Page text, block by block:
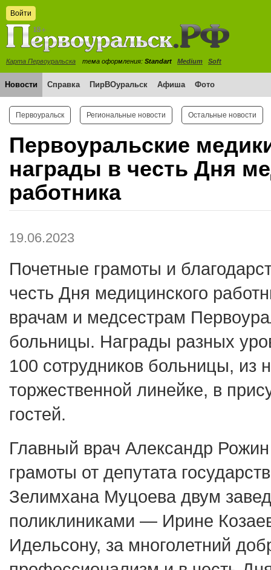
Войти
Карта Первоуральска тема оформления: Standart Medium Soft
Новости Справка ПирВОуральск Афиша Фото
Первоуральск Региональные новости Остальные новости
Первоуральские
награды в честь Дня
работника
19.06.2023
Почетные грамоты и
честь Дня медицинского
врачам и медсестрам
больницы. Награды разных
100 сотрудников больницы, из
торжественной линейке, в
гостей.
Главный врач Александр
грамоты от депутата
Зелимхана Муцоева двум
поликлиниками — Ирине
Идельсону, за многолетний